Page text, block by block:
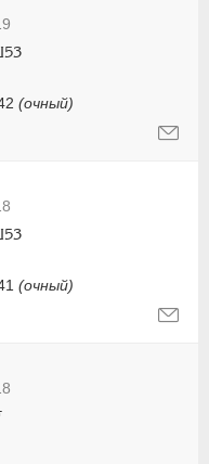
(очный)
(очный)